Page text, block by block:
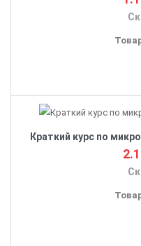
Краткий курс по